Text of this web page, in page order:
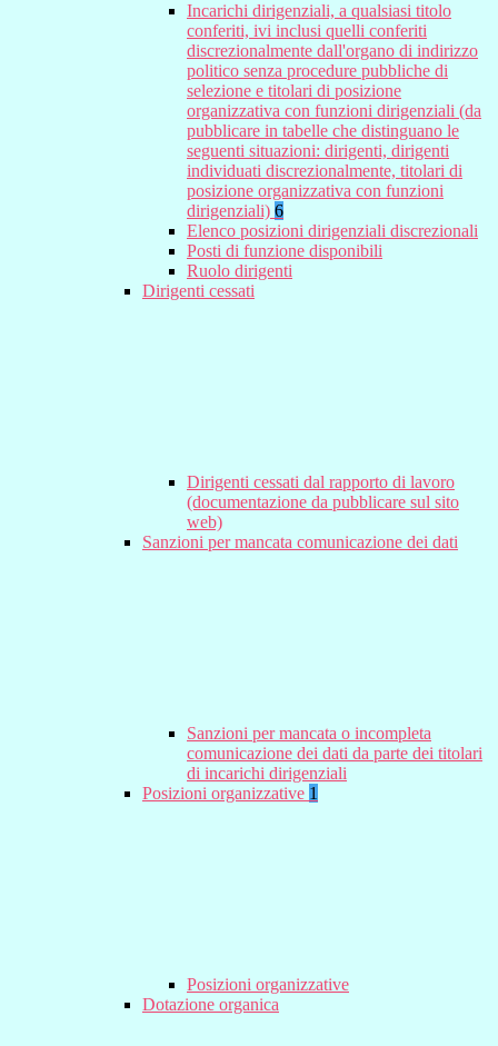
Incarichi dirigenziali, a qualsiasi titolo
conferiti, ivi inclusi quelli conferiti
discrezionalmente dall'organo di indirizzo
politico senza procedure pubbliche di
selezione e titolari di posizione
organizzativa con funzioni dirigenziali (da
pubblicare in tabelle che distinguano le
seguenti situazioni: dirigenti, dirigenti
individuati discrezionalmente, titolari di
posizione organizzativa con funzioni
dirigenziali) 6
Elenco posizioni dirigenziali discrezionali
Posti di funzione disponibili
Ruolo dirigenti
Dirigenti cessati
Dirigenti cessati dal rapporto di lavoro
(documentazione da pubblicare sul sito
web)
Sanzioni per mancata comunicazione dei dati
Sanzioni per mancata o incompleta
comunicazione dei dati da parte dei titolari
di incarichi dirigenziali
Posizioni organizzative 1
Posizioni organizzative
Dotazione organica